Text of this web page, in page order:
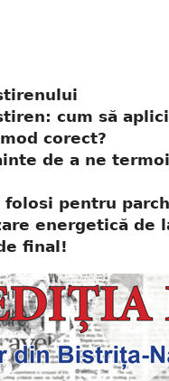
cum să aplici
corect?
de a ne
pentru
energetică de
final!